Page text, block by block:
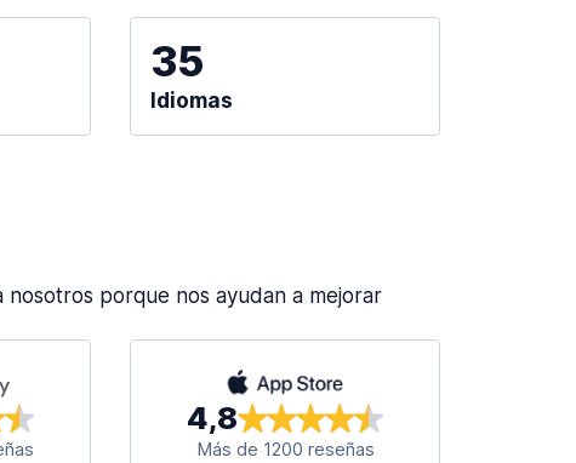
35
Idiomas
nosotros porque nos ayudan a mejorar
4,8
Más de 1200 reseñas